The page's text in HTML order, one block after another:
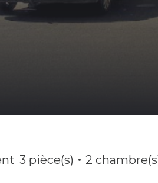
3 pièce(s) 2